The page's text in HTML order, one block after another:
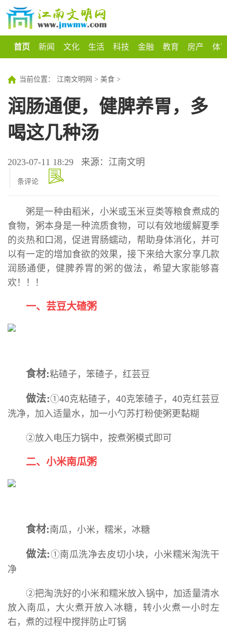
首页 新闻 文化 生活 科技 金融 教育 房产 体
当前位置： 江南文明网 > 美食 >
润肠通便，健脾养胃，多
喝这几种汤
2023-07-11 18:29 来源：江南文明
条评论
粥是一种由稻米，小米或玉米豆类等粮食煮成的
食物，粥本身是一种流质食物，可以有效地缓解夏季
的炎热和口渴，促进胃肠蠕动，帮助身体消化，并可
以有一定的增加食欲的效果，接下来给大家分享几款
润肠通便，健脾养胃的粥的做法，希望大家能够喜
欢！！！
一、芸豆大碴粥
食材:粘碴子，笨碴子，红芸豆
做法:①40克粘碴子，40克笨碴子，40克红芸豆
洗净，加入适量水，加一小勺苏打粉使粥更黏糊
②放入电压力锅中，按煮粥模式即可
二、小米南瓜粥
食材:南瓜，小米，糯米，冰糖
做法:①南瓜洗净去皮切小块，小米糯米淘洗干
净
②把淘洗好的小米和糯米放入锅中，加适量清水
放入南瓜，大火煮开放入冰糖，转小火煮一小时左
右，煮的过程中搅拌防止叮锅